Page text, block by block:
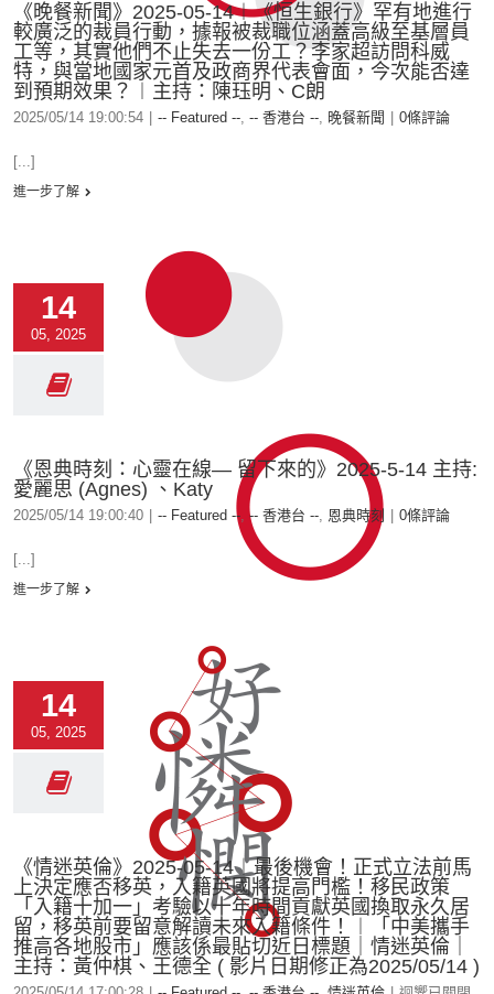
《晚餐新聞》2025-05-14︱《恒生銀行》罕有地進行
較廣泛的裁員行動，據報被裁職位涵蓋高級至基層員
工等，其實他們不止失去一份工？李家超訪問科威
特，與當地國家元首及政商界代表會面，今次能否達
到預期效果？︱主持：陳珏明、C朗
2025/05/14 19:00:54 -- Featured --, -- 香港台 --, 晚餐新聞 0條評論
[...]
進一步了解
14
05, 2025
《恩典時刻：心靈在線— 留下來的》2025-5-14 主持:
愛麗思 (Agnes) 、Katy
2025/05/14 19:00:40 -- Featured --, -- 香港台 --, 恩典時刻 0條評論
[...]
進一步了解
14
05, 2025
《情迷英倫》2025-05-14︱最後機會！正式立法前馬
上決定應否移英，入籍英國將提高門檻！移民政策
「入籍十加一」考驗以十年時間貢獻英國換取永久居
留，移英前要留意解讀未來入籍條件！︱「中美攜手
推高各地股市」應該係最貼切近日標題｜情迷英倫｜
主持：黃仲棋、王德全 ( 影片日期修正為2025/05/14 )